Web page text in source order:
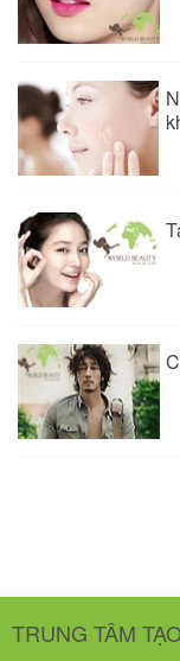
TRUNG TÂM